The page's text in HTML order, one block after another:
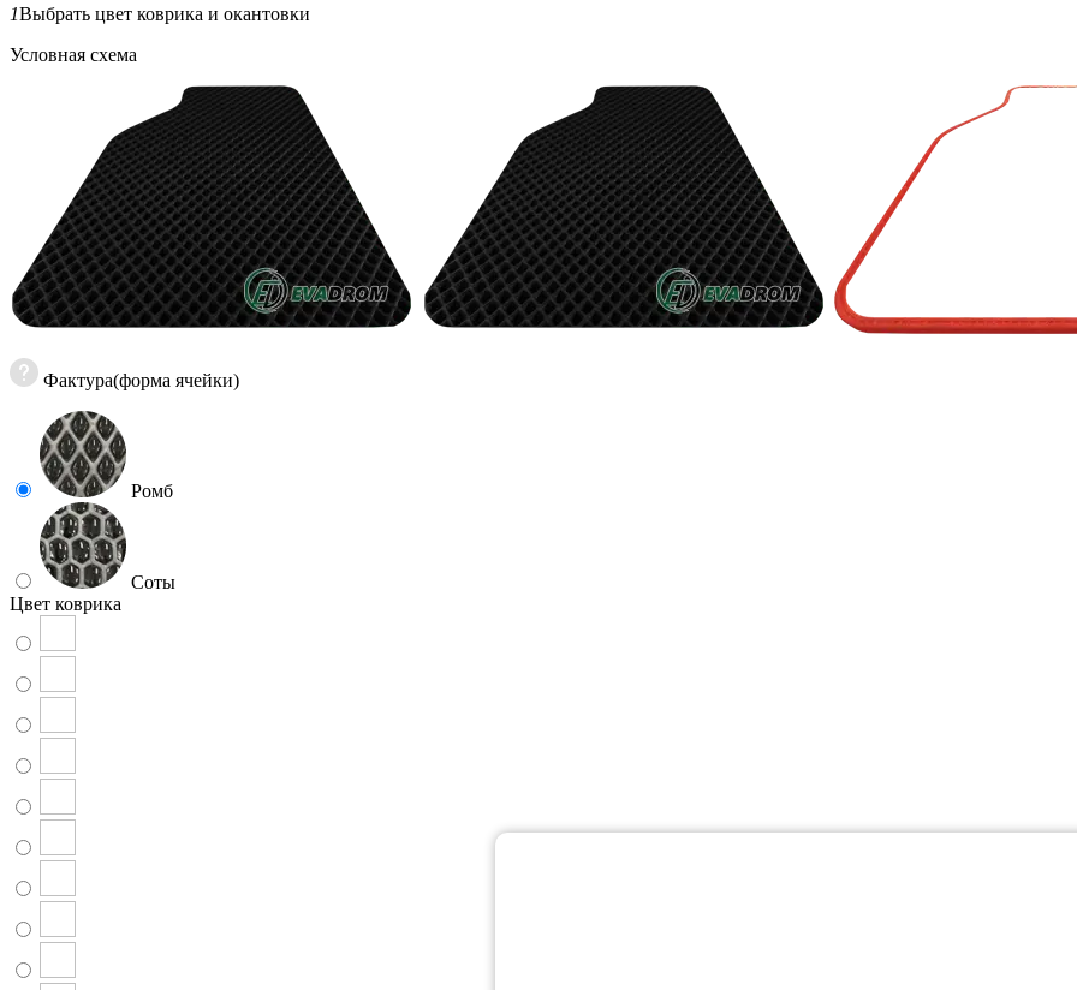
1Выбрать цвет коврика и окантовки
Условная схема
Фактура(форма ячейки)
Ромб
Соты
Цвет коврика